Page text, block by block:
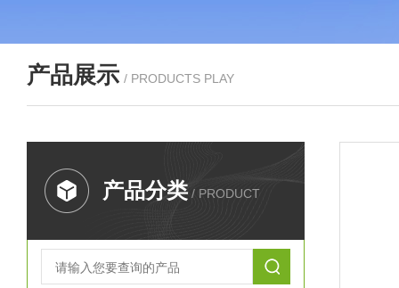
产品展示 / PRODUCTS PLAY
产品分类 / PRODUCT